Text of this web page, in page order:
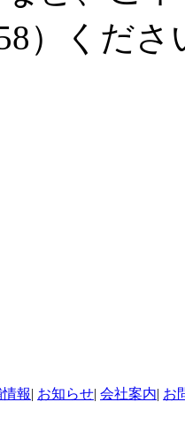
）くだ
報| お知らせ| 会社案内| お